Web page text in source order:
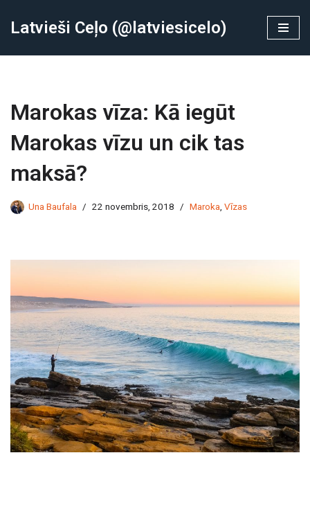
Latvieši Ceļo (@latviesicelo)
Marokas vīza: Kā iegūt
Marokas vīzu un cik tas
maksā?
Una Baufala 22 novembris, 2018 Maroka Vīzas